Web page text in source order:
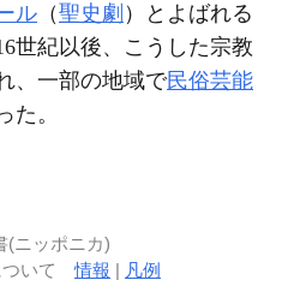
ル （聖史劇 ）とよばれる
世紀以後、こうした宗教
、一部の地域で民俗芸能
た。
ニッポニカ)
ついて情報 | 凡例